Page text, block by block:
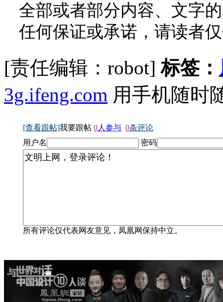
全部或者部分内容、文字
任何保证或承诺，请读者
[责任编辑：robot]标签：
3g.ifeng.com 用手机随时
[查看跟帖]我要跟帖 0人参与 0条评论
用户名
密码
所有评论仅代表网友意见，凤凰网保持中立。